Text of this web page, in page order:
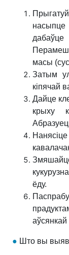
масы
Затым
кіпячай
Дайце
крыху
ёду.
аўсянкай
● Што вы